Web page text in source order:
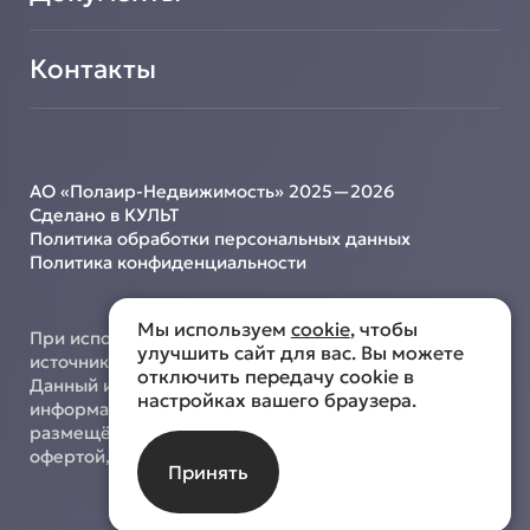
АО «Полаир-Недвижимость» 2025—2026
Сделано в КУЛЬТ
Политика обработки персональных данных
Политика конфиденциальности
При использовании материалов с сайта ссылка на
источник обязательна.
Данный интернет-сайт носит исключительно
информационный характер, и информация,
размещённая на нём, не является публичной
офертой, определяемой положениями ст. 437 ГК РФ.
Контакты
Мы используем cookie, чтобы
улучшить сайт для вас. Вы можете
отключить передачу cookie в
настройках вашего браузера.
Принять